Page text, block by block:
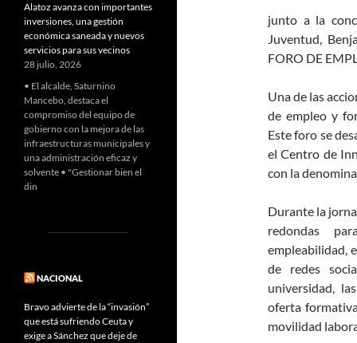
junto a la
Juventud,
FORO DE
Una de las
de empleo y
Este foro se
el Centro de
con la
Durante la
redondas
empleabilidad,
de redes
universidad,
oferta
movilidad
Alatoz avanza con importantes
inversiones, una gestión
económica saneada y nuevos
servicios para sus vecinos
28 julio, 2026
• El alcalde, Saturnino
Mancebo, destaca el
compromiso del equipo de
gobierno con la mejora de las
infraestructuras municipales y
una administración eficaz y
solvente • "Gestionar bien el
din
NACIONAL
Bravo advierte de la “invasión”
que está sufriendo Ceuta y
exige a Sánchez que deje de